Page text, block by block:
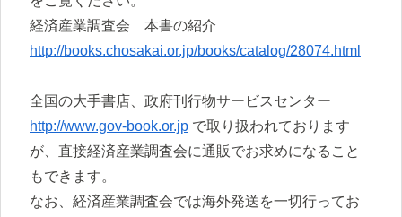
経済産業調査会 本書の紹介
http://books.chosakai.or.jp/books/catalog/28074.html
全国の大手書店、政府刊行物サービスセンター
http://www.gov-book.or.jp で取り扱われております
が、直接経済産業調査会に通販でお求めになること
もできます。
なお、経済産業調査会では海外発送を一切行ってお